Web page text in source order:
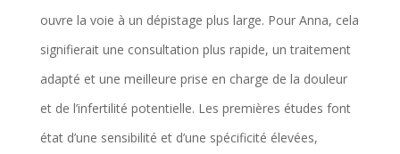
ouvre la voie à un dépistage plus large. Pour Anna, cela
signifierait une consultation plus rapide, un traitement
adapté et une meilleure prise en charge de la douleur
et de l’infertilité potentielle. Les premières études font
état d’une sensibilité et d’une spécificité élevées,